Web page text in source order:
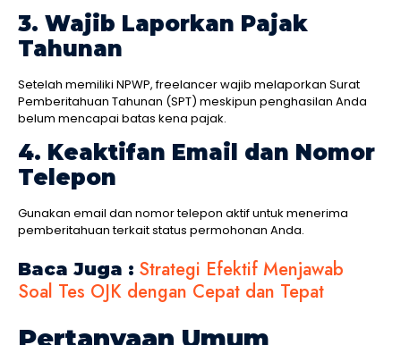
3. Wajib Laporkan Pajak
Tahunan
Setelah memiliki NPWP, freelancer wajib melaporkan Surat
Pemberitahuan Tahunan (SPT) meskipun penghasilan Anda
belum mencapai batas kena pajak.
4. Keaktifan Email dan Nomor
Telepon
Gunakan email dan nomor telepon aktif untuk menerima
pemberitahuan terkait status permohonan Anda.
Baca Juga : Strategi Efektif Menjawab
Soal Tes OJK dengan Cepat dan Tepat
Pertanyaan Umum